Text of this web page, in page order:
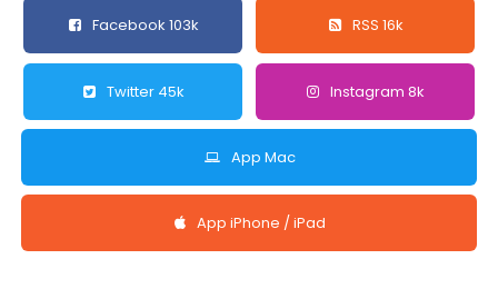
Facebook 103k RSS 16k
Twitter 45k Instagram 8k
App Mac
App iPhone / iPad